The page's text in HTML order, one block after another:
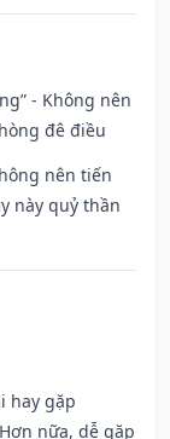
- Không nên
đê điều
nên tiến
này quỷ thần
hay gặp
nữa, dễ gặp